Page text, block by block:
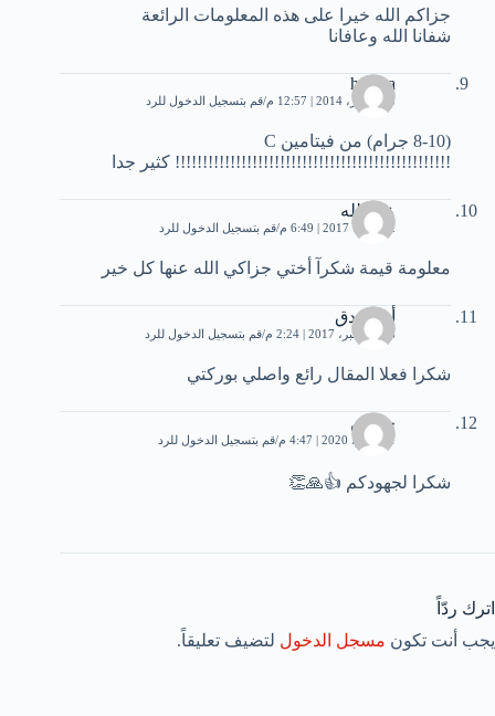
جزاكم الله خيرا على هذه المعلومات الرائعة
شفانا الله وعافانا
hamza
18 فبراير، 2014 | 12:57 م قم بتسجيل الدخول للرد
(8-10 جرام) من فيتامين C
!!!!!!!!!!!!!!!!!!!!!!!!!!!!!!!!!!!!!!!!!!!!!!!!!! كثير جدا
عبد الله
2 أكتوبر، 2017 | 6:49 م قم بتسجيل الدخول للرد
معلومة قيمة شكرآ أختي جزاكي الله عنها كل خير
أية صدق
26 ديسمبر، 2017 | 2:24 م قم بتسجيل الدخول للرد
شكرا فعلا المقال رائع واصلي بوركتي
حسين
21 يونيو، 2020 | 4:47 م قم بتسجيل الدخول للرد
شكرا لجهودكم 👍🙏👏
اترك ردّاً
يجب أنت تكون مسجل الدخول لتضيف تعليقاً.